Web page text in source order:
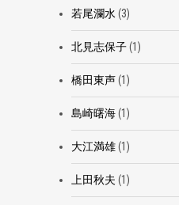
若尾瀾水 (3)
北見志保子(1)
橋田東声(1)
島崎曙海(1)
大江満雄(1)
上田秋夫 (1)